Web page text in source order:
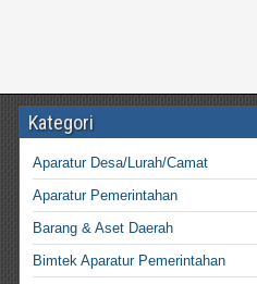
Kategori
Aparatur Desa/Lurah/Camat
Aparatur Pemerintahan
Barang & Aset Daerah
Bimtek Aparatur Pemerintahan